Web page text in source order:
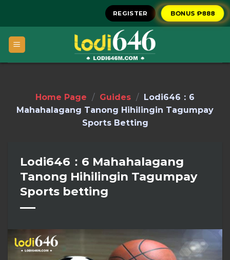
REGISTER BONUS ₱888
Home Page / Guides / Lodi646：6
Mahahalagang Tanong Hihilingin Tagumpay
Sports Betting
Lodi646：6 Mahahalagang
Tanong Hihilingin Tagumpay
Sports betting